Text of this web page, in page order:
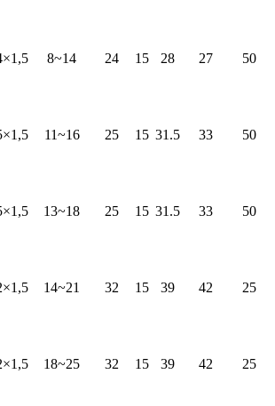
8~14 24 15 28 27 50
11~16 25 15 31.5 33 50
13~18 25 15 31.5 33 50
14~21 32 15 39 42 25
18~25 32 15 39 42 25